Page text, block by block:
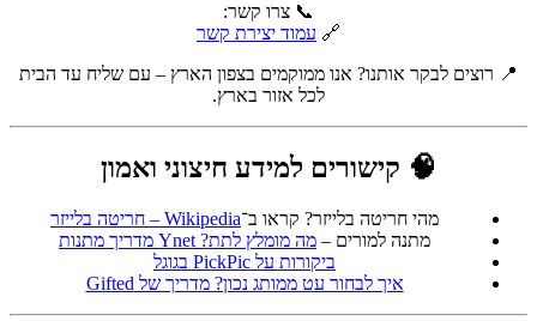
📞 צרו קשר:
🔗 עמוד יצירת קשר
📍 רוצים לבקר אותנו? אנו ממוקמים בצפון הארץ – עם שליח עד הבית
לכל אזור בארץ.
🧠 קישורים למידע חיצוני ואמון
מהי חריטה בלייזר? קראו ב־Wikipedia – חריטה בלייזר
מתנה למורים – מה מומלץ לתת? Ynet מדריך מתנות
ביקורות על PickPic בגוגל
איך לבחור עט ממותג נכון? מדריך של Gifted